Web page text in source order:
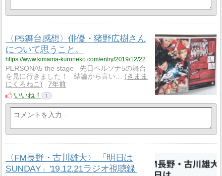
〈P5舞台感想〉俳優・猪野広樹さん
について思うこと。
https://www.kimama-kuroneko.com/entry/2019/12/22/234809
PERSONA5 the stage 先日ペルソナ5の舞台
を見に行きました！ 結論から言い…
きまま
にくろねこ
7年前
いいね！
1
〈FM長野・古川雄大〉 「明日は
SUNDAY」'19.12.21ラジオ視聴録